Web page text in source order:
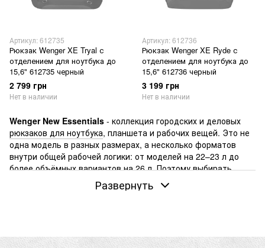
Артикул: 612735
Рюкзак Wenger XE Tryal с
отделением для ноутбука до
15,6" 612735 черный
2 799 грн
Нет в наличии
Артикул: 612736
Рюкзак Wenger XE Ryde с
отделением для ноутбука до
15,6" 612736 черный
3 199 грн
Нет в наличии
Wenger New Essentials - коллекция городских и деловых
рюкзаков для ноутбука, планшета и рабочих вещей. Это не
одна модель в разных размерах, а несколько форматов
внутри общей рабочей логики: от моделей на 22–23 л до
более объёмных вариантов на 26 л. Поэтому выбирать
здесь лучше не «New Essentials вообще», а конкретный
рюкзак под свой ежедневный сценарий.
технике и организованному движению в течение дня.
Развернуть